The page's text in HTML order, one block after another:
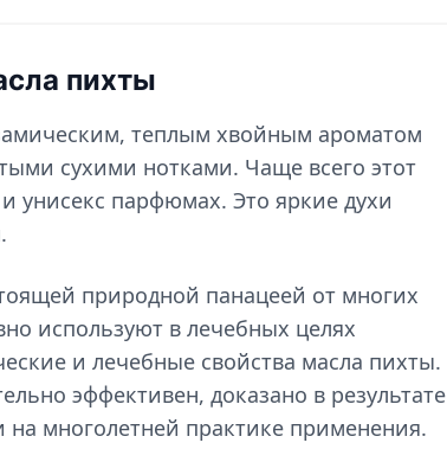
пихты
теплым хвойным ароматом
сухими нотками. Чаще всего этот
унисекс парфюмах. Это яркие духи
природной панацеей от многих
используют в лечебных целях
и лечебные свойства масла пихты.
эффективен, доказано в результате
многолетней практике применения.